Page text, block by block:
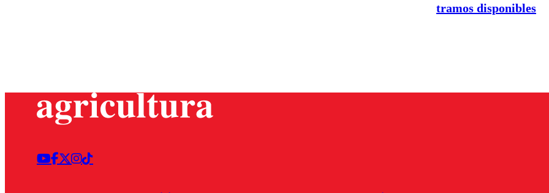
tramos disponibles